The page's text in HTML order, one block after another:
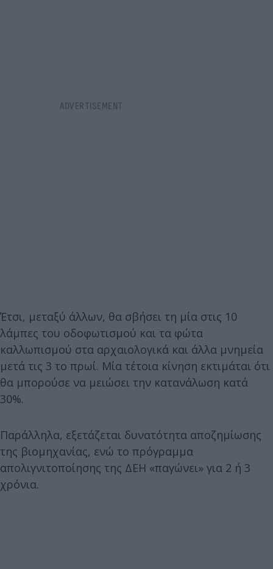
Έτσι, μεταξύ άλλων, θα σβήσει τη μία στις 10
λάμπες του οδοφωτισμού και τα φώτα
καλλωπισμού στα αρχαιολογικά και άλλα μνημεία
μετά τις 3 το πρωί. Μία τέτοια κίνηση εκτιμάται ότι
θα μπορούσε να μειώσει την κατανάλωση κατά
30%.
Παράλληλα, εξετάζεται δυνατότητα αποζημίωσης
της βιομηχανίας, ενώ το πρόγραμμα
απολιγνιτοποίησης της ΔΕΗ «παγώνει» για 2 ή 3
χρόνια.